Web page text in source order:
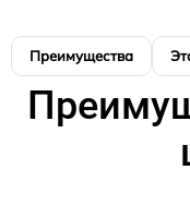
Преимущества